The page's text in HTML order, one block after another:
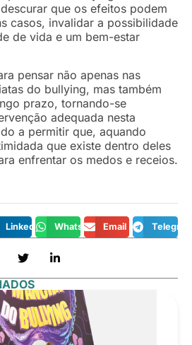
que os efeitos podem
casos, invalidar a possibilidade
de vida e um bem-estar
pensar não apenas nas
do bullying, mas também
prazo, tornando-se
adequada nesta
a permitir que, aquando
que existe dentro deles
enfrentar os medos e receios.
LinkedIn WhatsApp Email